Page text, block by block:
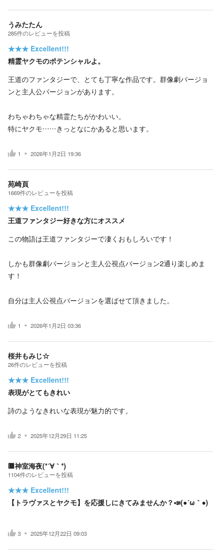
うみたたん
285件のレビューを投稿
★★★ Excellent!!!
精霊ヤクモのポテンシャルよ。
王道のファンタジーで、とても丁寧な作品です。群像劇バージョ
ンと主人公バージョンがあります。
わちゃわちゃな精霊たちがかわいい。
特にヤクモ……きっとなにかあると思います。
1 2026年1月2日 19:36
苑崎頁
1669件のレビューを投稿
★★★ Excellent!!!
王道ファンタジー好きな方にオススメ
この物語は王道ファンタジーで凄くおもしろいです！
しかも群像劇バージョンと主人公視点バージョン2通り楽しめま
す！
自分は主人公視点バージョンを選ばせて頂きました。
1 2026年1月2日 03:36
桜井もみじ☆
26件のレビューを投稿
★★★ Excellent!!!
表現がとてもきれい
詩のようなきれいな表現が魅力的です。
2 2025年12月29日 11:25
🟥神室海夜(*´∀｀*)
1104件のレビューを投稿
★★★ Excellent!!!
【トラヴァスとヤクモ】を応援しにきてみませんか？📣(●´ω｀●)
3 2025年12月22日 09:03